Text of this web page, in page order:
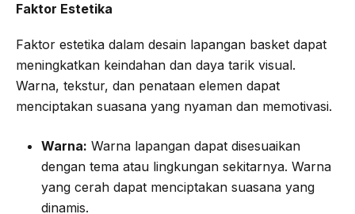
Faktor Estetika
Faktor estetika dalam desain lapangan basket dapat
meningkatkan keindahan dan daya tarik visual.
Warna, tekstur, dan penataan elemen dapat
menciptakan suasana yang nyaman dan memotivasi.
Warna: Warna lapangan dapat disesuaikan
dengan tema atau lingkungan sekitarnya. Warna
yang cerah dapat menciptakan suasana yang
dinamis.